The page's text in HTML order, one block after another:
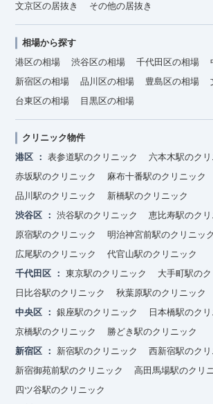
文京区の居抜き
その他の居抜き
相場から探す
港区の相場
渋谷区の相場 千代田区の相場
新宿区の相場
品川区の相場 豊島区の相場
台東区の相場
目黒区の相場
クリニック物件
港区
表参道駅のクリニック
六本木駅のクリ
赤坂駅のクリニック
麻布十番駅のクリニック
品川駅のクリニック
新橋駅のクリニック
渋谷区
渋谷駅のクリニック
恵比寿駅のクリ
原宿駅のクリニック
明治神宮前駅のクリニック
広尾駅のクリニック
代官山駅のクリニック
千代田区
東京駅のクリニック
大手町駅の
日比谷駅のクリニック
秋葉原駅のクリニック
中央区
銀座駅のクリニック
日本橋駅のク
京橋駅のクリニック
勝どき駅のクリニック
新宿区
新宿駅のクリニック
西新宿駅のクリ
新宿御苑前駅のクリニック
高田馬場駅のクリ
四ツ谷駅のクリニック